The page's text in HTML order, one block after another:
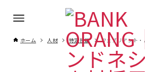
ホーム 人材 特定技能 フェブリアント・